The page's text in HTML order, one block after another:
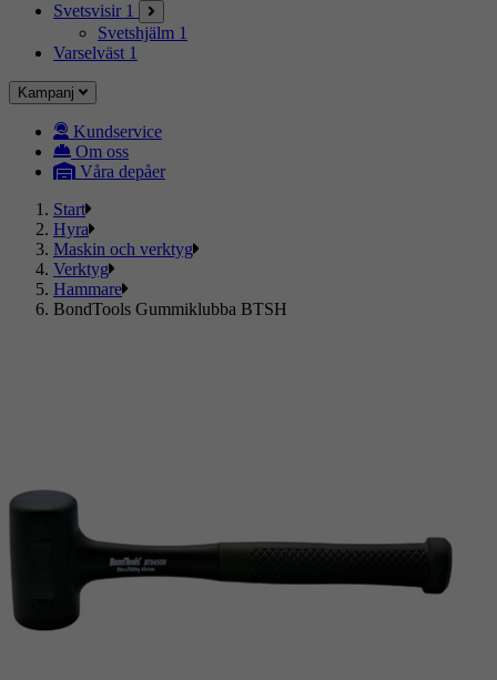
Svetsvisir 1
Svetshjälm 1
Varselväst 1
Kampanj
Kundservice
Om oss
Våra depåer
Start
Hyra
Maskin och verktyg
Verktyg
Hammare
BondTools Gummiklubba BTSH